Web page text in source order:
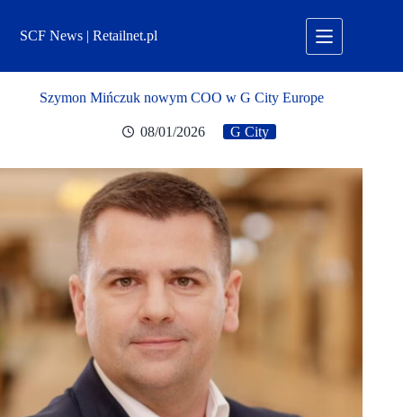
treściSCF News | Retailnet.pl
Szymon Mińczuk nowym COO w G City Europe
08/01/2026 G City